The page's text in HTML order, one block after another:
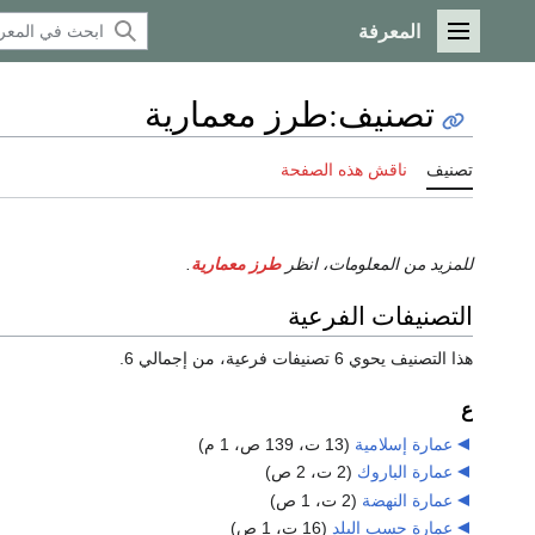
القائمة الرئيسية
المعرفة
تصنيف:طرز معمارية
تصنيف ناقش هذه الصفحة
للمزيد من المعلومات، انظرطرز معمارية
التصنيفات الفرعية
هذا التصنيف يحوي 6 تصنيفات فرعية، من إجمالي 6.
ع
عمارة إسلامية (13 ت، 139 ص، 1 م)
عمارة الباروك (2 ت، 2 ص)
عمارة النهضة (2 ت، 1 ص)
عمارة حسب البلد (16 ت، 1 ص)